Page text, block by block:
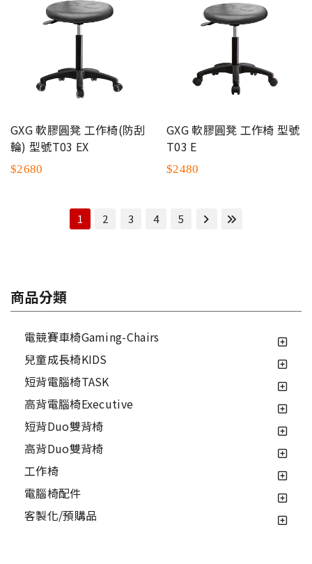
商品分類
電競賽車椅Gaming-Chairs
兒童成長椅KIDS
短背電腦椅TASK
高背電腦椅Executive
短背Duo雙背椅
高背Duo雙背椅
工作椅
電腦椅配件
客製化/預購品
GXG 軟膠圓凳 工作椅(防刮
輪) 型號T03 EX
$2680
GXG 軟膠圓凳 工作椅 型號
T03 E
$2480
1 2 3 4 5